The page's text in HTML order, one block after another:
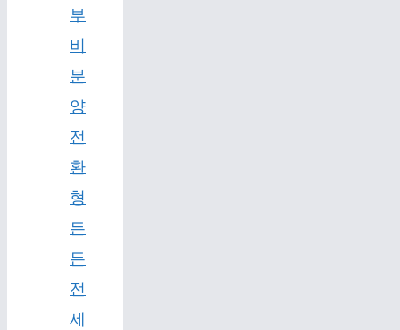
부
비
분
양
전
환
형
든
든
전
세